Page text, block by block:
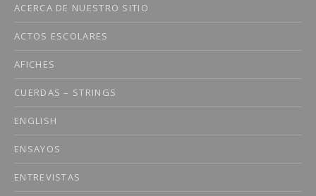
ACERCA DE NUESTRO SITIO
ACTOS ESCOLARES
AFICHES
CUERDAS – STRINGS
ENGLISH
ENSAYOS
ENTREVISTAS